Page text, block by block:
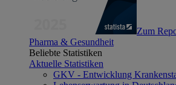
Zum
Pharma & Gesundheit
Beliebte Statistiken
Aktuelle Statistiken
GKV - Entwicklung